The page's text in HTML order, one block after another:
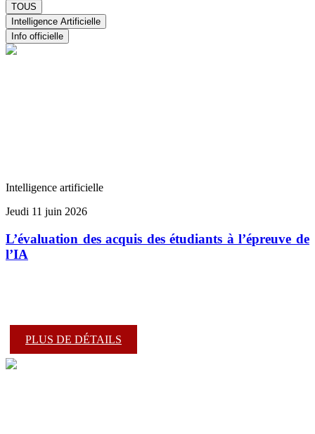
TOUS
Intelligence Artificielle
Info officielle
Intelligence artificielle
Jeudi 11 juin 2026
L’évaluation des acquis des étudiants à l’épreuve de
l’IA
PLUS DE DÉTAILS